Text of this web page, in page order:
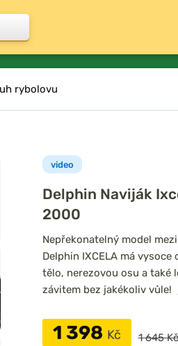
rybolovu
Delphin Naviják
2000
video
Nepřekonatelný model
Delphin IXCELA má
tělo, nerezovou osu a také
závitem bez jakékoliv vůle!
1 398 Kč
1 645 Kč